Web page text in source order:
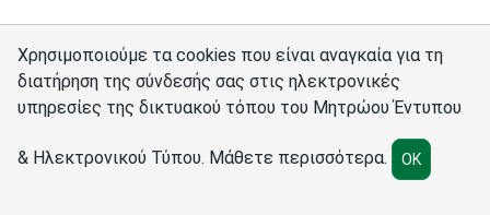
Ρυθμίσεις cookies
Χρησιμοποιούμε τα cookies που είναι αναγκαία για τη
διατήρηση της σύνδεσής σας στις ηλεκτρονικές
υπηρεσίες της δικτυακού τόπου του Μητρώου Έντυπου
& Ηλεκτρονικού Τύπου. Μάθετε περισσότερα. OK